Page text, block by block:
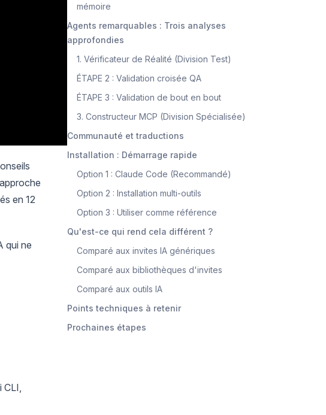
en 12
qui ne
mémoire
Agents remarquables : Trois analyses
approfondies
1. Vérificateur de Réalité (Division Test)
ÉTAPE 2 : Validation croisée QA
ÉTAPE 3 : Validation de bout en bout
3. Constructeur MCP (Division Spécialisée)
Communauté et traductions
Installation : Démarrage rapide
Option 1 : Claude Code (Recommandé)
Option 2 : Installation multi-outils
Option 3 : Utiliser comme référence
Qu'est-ce qui rend cela différent ?
Comparé aux invites IA génériques
Comparé aux bibliothèques d'invites
Comparé aux outils IA
Points techniques à retenir
Prochaines étapes